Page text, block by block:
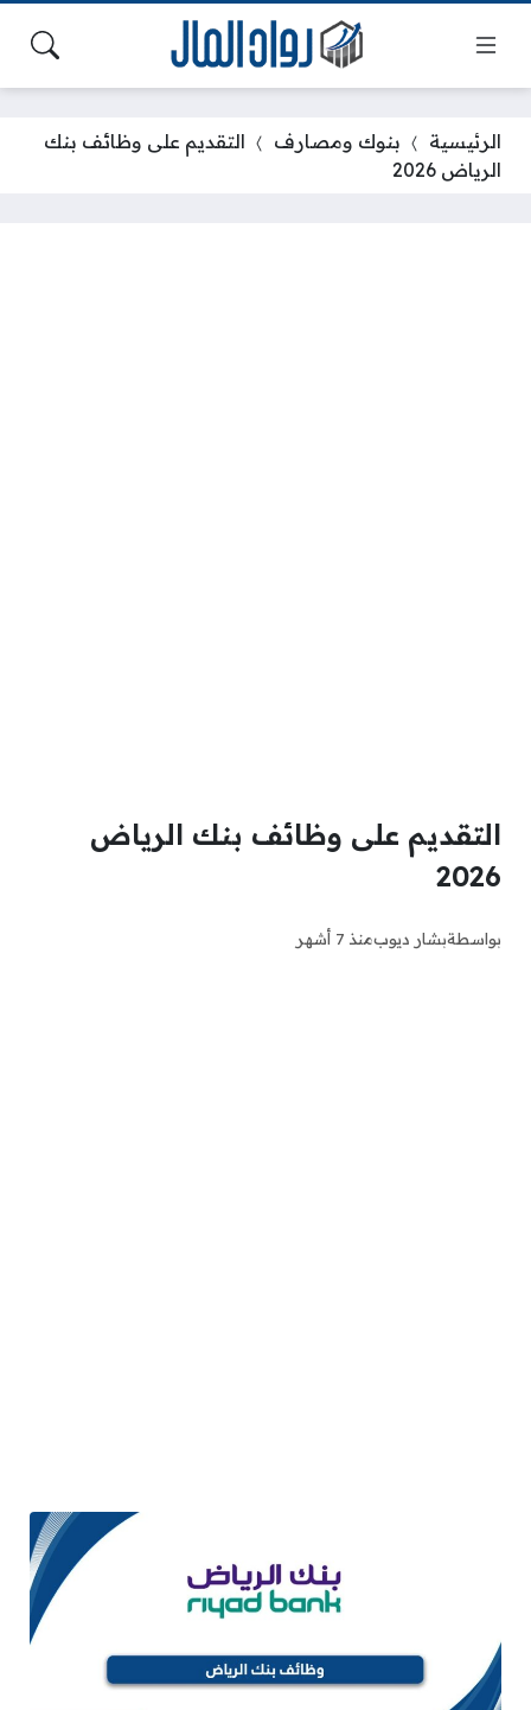
الرئيسية بنوك ومصارف
التقديم على وظائف بنك
الرياض 2026
التقديم على وظائف بنك الرياض
2026
بواسطةبشار ديوبمنذ 7 أشهر